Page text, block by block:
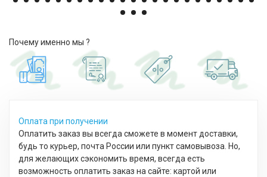
Почему именно мы ?
Оплата при получении
Оплатить заказ вы всегда сможете в момент доставки,
будь то курьер, почта России или пункт самовывоза. Но,
для желающих сэкономить время, всегда есть
возможность оплатить заказ на сайте: картой или